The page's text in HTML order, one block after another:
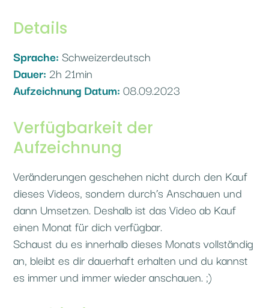
Details
Sprache: Schweizerdeutsch
Dauer: 2h 21min
Aufzeichnung Datum: 08.09.2023
Verfügbarkeit der
Aufzeichnung
Veränderungen geschehen nicht durch den Kauf
dieses Videos, sondern durch’s Anschauen und
dann Umsetzen. Deshalb ist das Video ab Kauf
einen Monat für dich verfügbar.
Schaust du es innerhalb dieses Monats vollständig
an, bleibt es dir dauerhaft erhalten und du kannst
es immer und immer wieder anschauen. ;)